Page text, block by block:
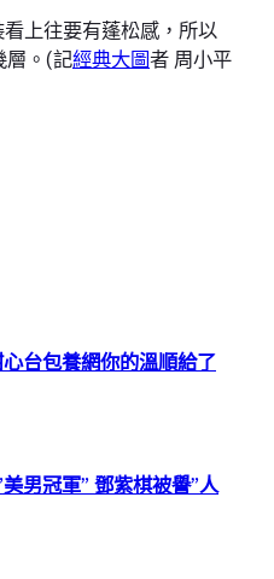
上往要有蓬松感，所以
層。(記經典大圖者 周小平
台包養網你的溫順給了
男冠軍” 鄧紫棋被譽”人